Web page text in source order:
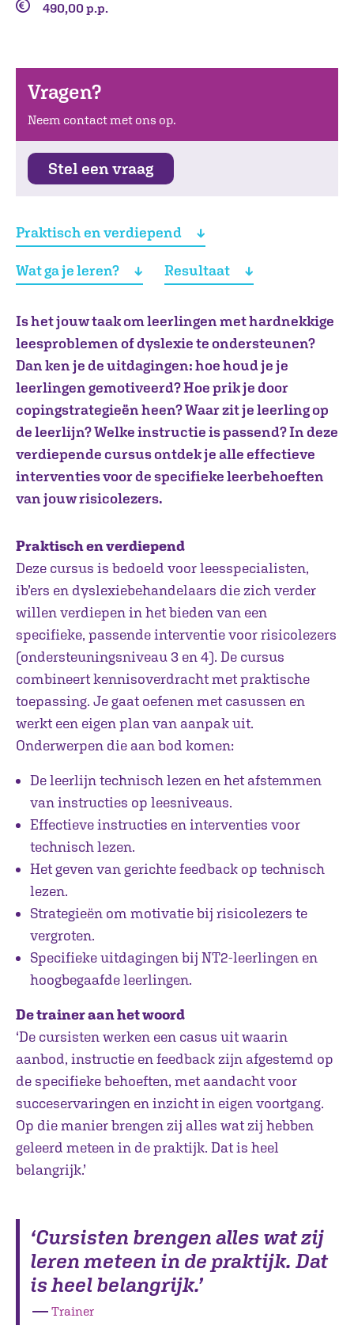
490,00 p.p.
Vragen?
Neem contact met ons op.
Stel een vraag
Praktisch en verdiepend
Wat ga je leren? Resultaat
Is het jouw taak om leerlingen met hardnekkige
leesproblemen of dyslexie te ondersteunen?
Dan ken je de uitdagingen: hoe houd je je
leerlingen gemotiveerd? Hoe prik je door
copingstrategieën heen? Waar zit je leerling op
de leerlijn? Welke instructie is passend? In deze
verdiepende cursus ontdek je alle effectieve
interventies voor de specifieke leerbehoeften
van jouw risicolezers.
Praktisch en verdiepend
Deze cursus is bedoeld voor leesspecialisten,
ib’ers en dyslexiebehandelaars die zich verder
willen verdiepen in het bieden van een
specifieke, passende interventie voor risicolezers
(ondersteuningsniveau 3 en 4). De cursus
combineert kennisoverdracht met praktische
toepassing. Je gaat oefenen met casussen en
werkt een eigen plan van aanpak uit.
Onderwerpen die aan bod komen:
De leerlijn technisch lezen en het afstemmen
van instructies op leesniveaus.
Effectieve instructies en interventies voor
technisch lezen.
Het geven van gerichte feedback op technisch
lezen.
Strategieën om motivatie bij risicolezers te
vergroten.
Specifieke uitdagingen bij NT2-leerlingen en
hoogbegaafde leerlingen.
De trainer aan het woord
‘De cursisten werken een casus uit waarin
aanbod, instructie en feedback zijn afgestemd op
de specifieke behoeften, met aandacht voor
succeservaringen en inzicht in eigen voortgang.
Op die manier brengen zij alles wat zij hebben
geleerd meteen in de praktijk. Dat is heel
belangrijk.’
‘Cursisten brengen alles wat zij
leren meteen in de praktijk. Dat
is heel belangrijk.’
― Trainer